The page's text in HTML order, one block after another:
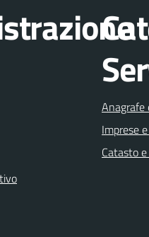
Anagrafe
Imprese
Catasto